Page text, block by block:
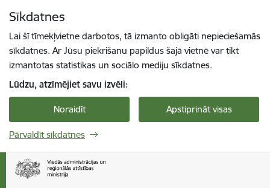
Sīkdatnes
Lai šī tīmekļvietne darbotos, tā izmanto obligāti nepieciešamās
sīkdatnes. Ar Jūsu piekrišanu papildus šajā vietnē var tikt
izmantotas statistikas un sociālo mediju sīkdatnes.
Lūdzu, atzīmējiet savu izvēli:
Noraidīt Apstiprināt visas
Pārvaldīt sīkdatnes